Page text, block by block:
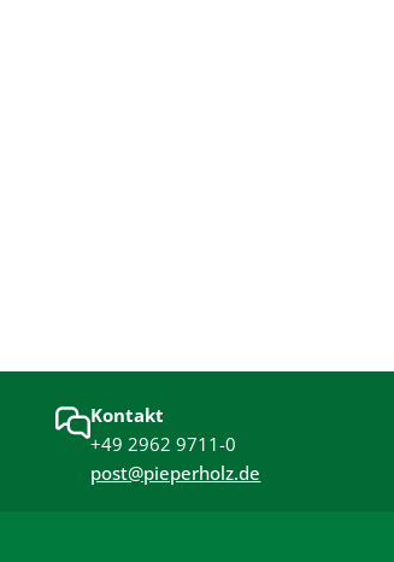
Kontakt
+49 2962 9711-0
post@pieperholz.de